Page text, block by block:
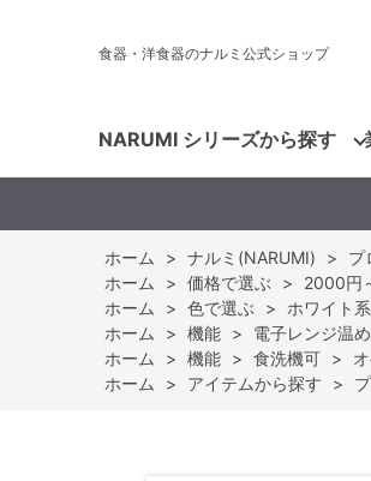
食器・洋食器のナルミ公式ショップ
NARUMI シリーズから探す
ホーム > ナルミ(NARUMI) > プ
ホーム
> 価格で選ぶ > 2000円
ホーム
> 色で選ぶ > ホワイト系
ホーム
> 機能 > 電子レンジ温
ホーム
> 機能 > 食洗機可 >
ホーム
> アイテムから探す >